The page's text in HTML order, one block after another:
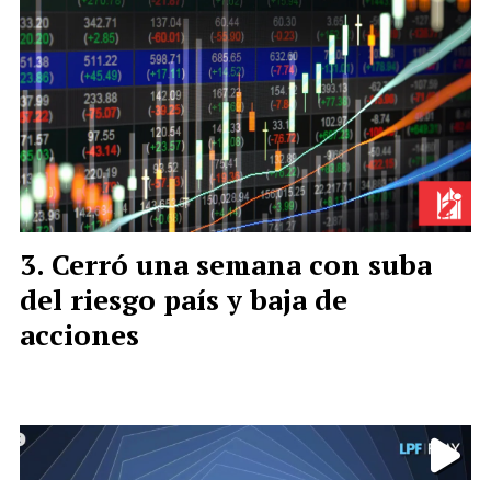
Cerró una semana con suba
del riesgo país y baja de
acciones